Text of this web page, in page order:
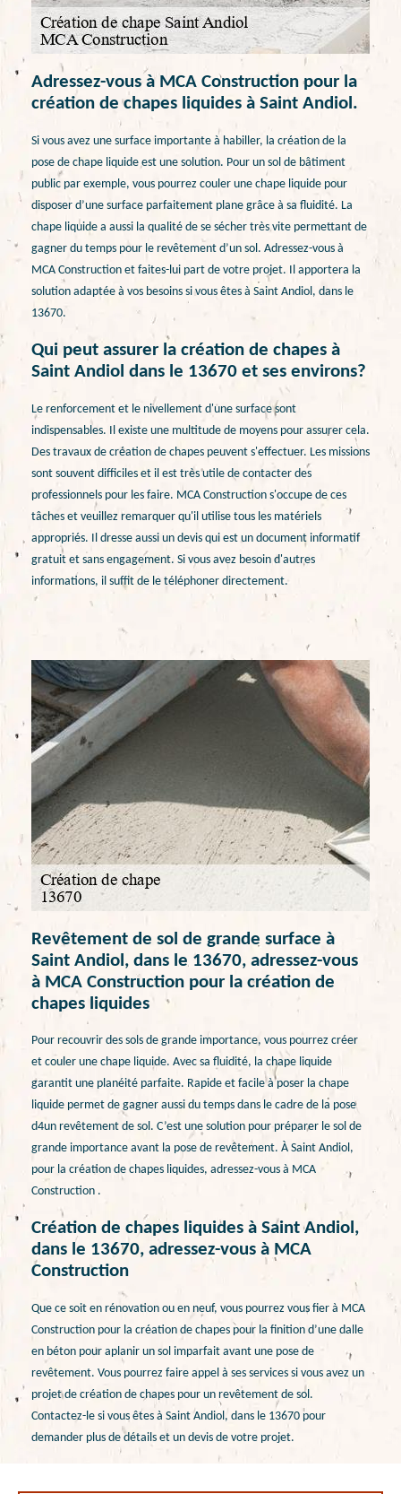
Adressez-vous à MCA Construction pour la
création de chapes liquides à Saint Andiol.
Si vous avez une surface importante à habiller, la création de la
pose de chape liquide est une solution. Pour un sol de bâtiment
public par exemple, vous pourrez couler une chape liquide pour
disposer d’une surface parfaitement plane grâce à sa fluidité. La
chape liquide a aussi la qualité de se sécher très vite permettant de
gagner du temps pour le revêtement d’un sol. Adressez-vous à
MCA Construction et faites-lui part de votre projet. Il apportera la
solution adaptée à vos besoins si vous êtes à Saint Andiol, dans le
13670.
Qui peut assurer la création de chapes à
Saint Andiol dans le 13670 et ses environs?
Le renforcement et le nivellement d'une surface sont
indispensables. Il existe une multitude de moyens pour assurer cela.
Des travaux de création de chapes peuvent s'effectuer. Les missions
sont souvent difficiles et il est très utile de contacter des
professionnels pour les faire. MCA Construction s'occupe de ces
tâches et veuillez remarquer qu'il utilise tous les matériels
appropriés. Il dresse aussi un devis qui est un document informatif
gratuit et sans engagement. Si vous avez besoin d'autres
informations, il suffit de le téléphoner directement.
Revêtement de sol de grande surface à
Saint Andiol, dans le 13670, adressez-vous
à MCA Construction pour la création de
chapes liquides
Pour recouvrir des sols de grande importance, vous pourrez créer
et couler une chape liquide. Avec sa fluidité, la chape liquide
garantit une planéité parfaite. Rapide et facile à poser la chape
liquide permet de gagner aussi du temps dans le cadre de la pose
d4un revêtement de sol. C’est une solution pour préparer le sol de
grande importance avant la pose de revêtement. À Saint Andiol,
pour la création de chapes liquides, adressez-vous à MCA
Construction .
Création de chapes liquides à Saint Andiol,
dans le 13670, adressez-vous à MCA
Construction
Que ce soit en rénovation ou en neuf, vous pourrez vous fier à MCA
Construction pour la création de chapes pour la finition d’une dalle
en béton pour aplanir un sol imparfait avant une pose de
revêtement. Vous pourrez faire appel à ses services si vous avez un
projet de création de chapes pour un revêtement de sol.
Contactez-le si vous êtes à Saint Andiol, dans le 13670 pour
demander plus de détails et un devis de votre projet.